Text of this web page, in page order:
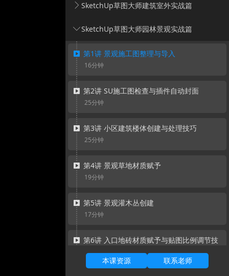
SketchUp草图大师建筑室外实战篇
SketchUp草图大师园林景观实战篇
第1讲 景观施工图整理与导入
16分钟
第2讲 SU施工图检查与插件自动封面
25分钟
第3讲 小区建筑楼体创建与处理技巧
25分钟
第4讲 景观草地材质赋予
19分钟
第5讲 景观灌木丛创建
17分钟
第6讲 入口地砖材质赋予与贴图比例调节技
24分钟本课资源 联系老师